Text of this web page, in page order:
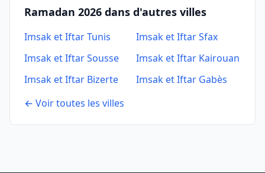
Ramadan 2026 dans d'autres villes
Imsak et IftarTunis Imsak et IftarSfax
Imsak et IftarSousse Imsak et Iftar Kairouan
Imsak et Iftar Bizerte Imsak et Iftar Gabès
← Voir toutes les villes